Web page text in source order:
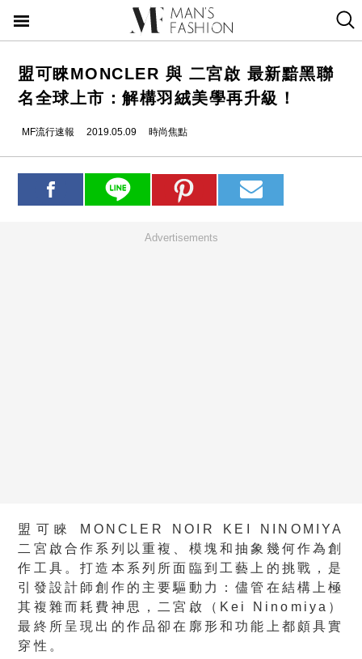
盟可睞MONCLER 與 二宮啟 最新黯黑聯
名全球上市：解構羽絨美學再升級！
MF流行速報 2019.05.09 時尚焦點
Advertisements
盟可睞 MONCLER NOIR KEI NINOMIYA
二宮啟合作系列以重複、模塊和抽象幾何作為創
作工具。打造本系列所面臨到工藝上的挑戰，是
引發設計師創作的主要驅動力：儘管在結構上極
其複雜而耗費神思，二宮啟（Kei Ninomiya）
最終所呈現出的作品卻在廓形和功能上都頗具實
穿性。